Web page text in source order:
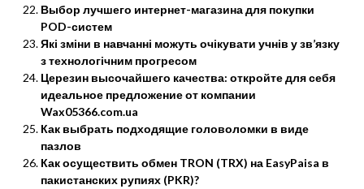
Выбор лучшего интернет-магазина для покупки
POD-систем
Які зміни в навчанні можуть очікувати учнів у зв’язку
з технологічним прогресом
Церезин высочайшего качества: откройте для себя
идеальное предложение от компании
Wax05366.com.ua
Как выбрать подходящие головоломки в виде
пазлов
Как осуществить обмен TRON (TRX) на EasyPaisa в
пакистанских рупиях (PKR)?